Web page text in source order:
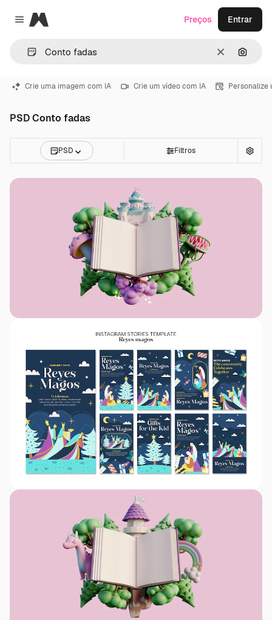
Close menu
Magnific
Limpar
Preços Entrar
Crie uma imagem com IA Crie um vídeo com IA Personalize
PSD Conto fadas
PSD Filtros